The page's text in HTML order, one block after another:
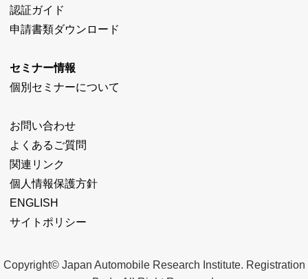
認証ガイド
申請書類ダウンロード
セミナー情報
個別セミナーについて
お問い合わせ
よくあるご質問
関連リンク
個人情報保護方針
ENGLISH
サイトポリシー
Copyright© Japan Automobile Research Institute. Registration